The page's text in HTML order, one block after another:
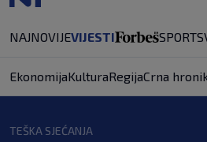
NAJNOVIJEVIJESTI SPORT
EkonomijaKulturaRegijaCrna
TEŠKA SJEĆANJA